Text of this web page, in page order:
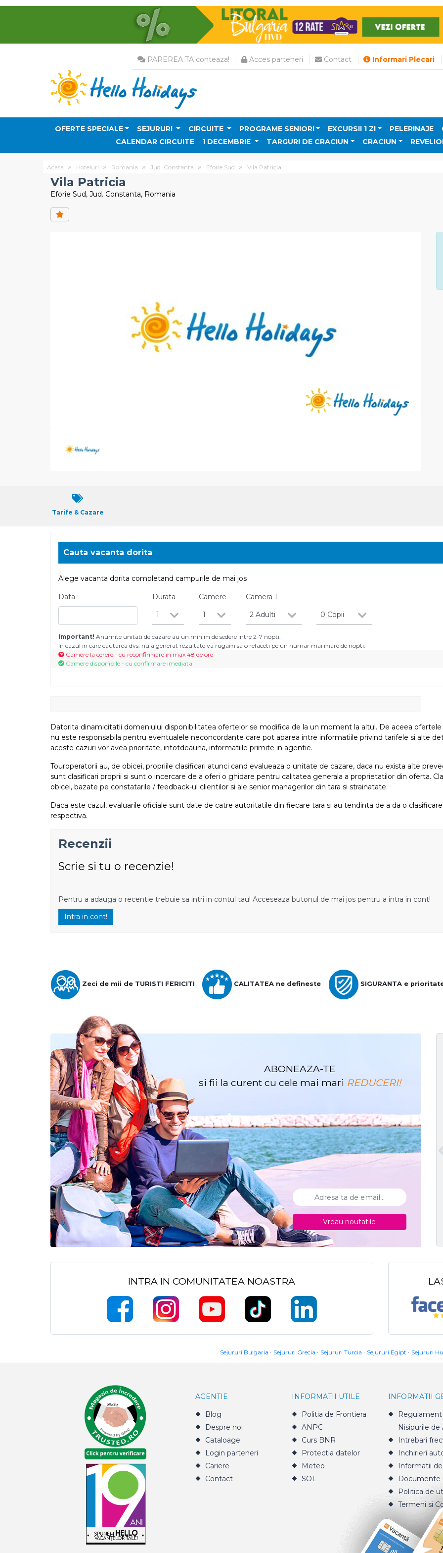
PAREREA TA conteaza! Acces parteneri Contact Informari Plecari
OFERTE SPECIALE SEJURURI CIRCUITE PROGRAME SENIORI EXCURSII 1 ZI PELERINAJE
CALENDAR CIRCUITE
1 DECEMBRIE TARGURI DE CRACIUN CRACIUN
Acasa Hoteluri Romania Jud. Constanta Eforie Sud Vila Patricia
Vila Patricia
Eforie Sud, Jud. Constanta, Romania
Tarife & Cazare
Cauta vacanta dorita
Alege vacanta dorita completand campurile de mai jos
Data
Durata
1
Camere
1
Camera1
2 Adulti
0 Copii
Important! Anumite unitati de cazare au un minim de sedere intre 2-7 nopti.
In cazul in care cautarea dvs. nu a generat rezultate va rugam sa o refaceti pe un numar mai mare de nopti.
Camere la cerere - cu reconfirmare in max 48 de ore
Camere disponibile - cu confirmare imediata
Datorita dinamicitatii domeniului disponibilitatea ofertelor se modifica de la un moment la altul. De aceea
nu este responsabila pentru eventualele neconcordante care pot aparea intre informatiile privind tarifele si alte
aceste cazuri vor avea prioritate, intotdeauna, informatiile primite in agentie.
Touroperatorii au, de obicei, propriile clasificari atunci cand evalueaza o unitate de cazare, daca nu exista alte
sunt clasificari proprii si sunt o incercare de a oferi o ghidare pentru calitatea generala a proprietatilor din oferta.
obicei, bazate pe constatarile / feedback-ul clientilor si ale senior managerilor din tara si strainatate.
Daca este cazul, evaluarile oficiale sunt date de catre autoritatile din fiecare tara si au tendinta de a da o
respectiva.
Recenzii
Scrie si tu o recenzie!
Pentru a adauga o recentie trebuie sa intri in contul tau! Acceseaza butonul de mai jos pentru a intra in cont!
Intra in cont!
Zeci de mii de TURISTI FERICITI CALITATEA ne defineste SIGURANTA e
ABONEAZA-TE
si fii la curent cu cele mai mari REDUCERI!
Vreau noutatile
INTRA IN COMUNITATEA NOASTRA
Sejururi Bulgaria Sejururi Grecia Sejururi Turcia Sejururi Egipt Sejururi
AGENTIE
Blog
Despre noi
Cataloage
Login parteneri
Cariere
Contact
INFORMATII UTILE
Politia de Frontiera
ANPC
Curs BNR
Protectia datelor
Meteo
SOL
INFORMATII
Regulament
Nisipurile de
Intrebari
Inchirieri
Informatii
Documente
Politica de
Termeni si